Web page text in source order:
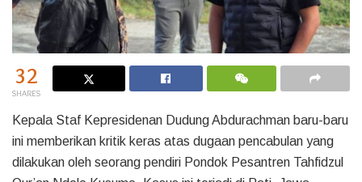
32
SHARES
Kepala Staf Kepresidenan Dudung Abdurachman baru-baru
ini memberikan kritik keras atas dugaan pencabulan yang
dilakukan oleh seorang pendiri Pondok Pesantren Tahfidzul